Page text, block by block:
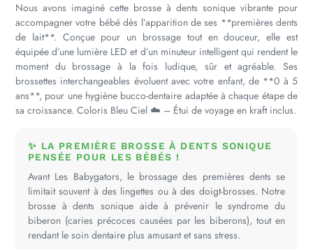
à
votre
panier
Nous avons imaginé cette brosse à dents sonique vibrante pour
accompagner votre bébé dès l’apparition de ses **premières dents
de lait**. Conçue pour un brossage tout en douceur, elle est
équipée d’une lumière LED et d’un minuteur intelligent qui rendent le
moment du brossage à la fois ludique, sûr et agréable. Ses
brossettes interchangeables évoluent avec votre enfant, de **0 à 5
ans**, pour une hygiène bucco-dentaire adaptée à chaque étape de
sa croissance. Coloris Bleu Ciel ☁️ – Étui de voyage en kraft inclus.
✨ LA PREMIÈRE BROSSE À DENTS SONIQUE
PENSÉE POUR LES BÉBÉS !
Avant Les Babygators, le brossage des premières dents se
limitait souvent à des lingettes ou à des doigt-brosses. Notre
brosse à dents sonique aide à prévenir le syndrome du
biberon (caries précoces causées par les biberons), tout en
rendant le soin dentaire plus amusant et sans stress.